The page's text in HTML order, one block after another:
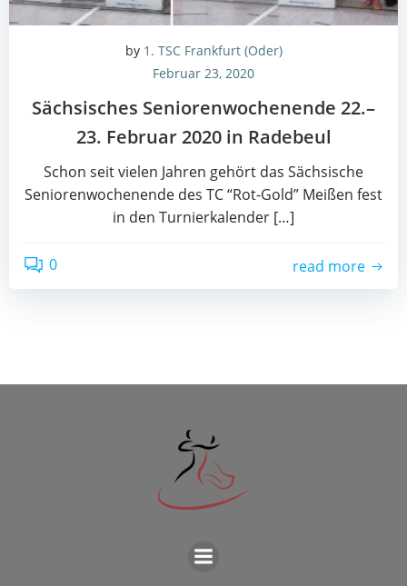
by 1. TSC Frankfurt (Oder)
Februar 23, 2020
Säch­si­sches Senio­ren­wo­chen­en­de 22.–
23. Febru­ar 2020 in Radebeul
Schon seit vie­len Jah­ren gehört das Säch­si­sche
Senio­ren­wo­chen­en­de des TC “Rot-Gold” Mei­ßen fest
in den Tur­nier­ka­len­der […]
0 read more